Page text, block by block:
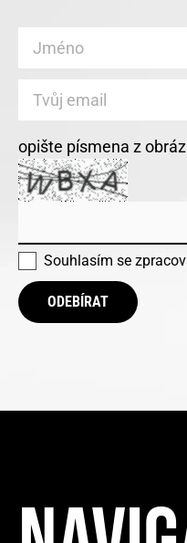
opište písmena z
Souhlasím se
ODEBÍRAT